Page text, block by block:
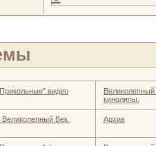
видео
киноляпы.
Век.
Архив